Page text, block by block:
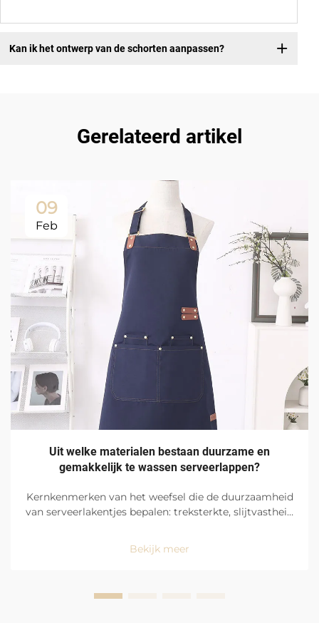
Kan ik het ontwerp van de schorten aanpassen?
Gerelateerd artikel
09
Feb
Uit welke materialen bestaan duurzame en
gemakkelijk te wassen serveerlappen?
Kernkenmerken van het weefsel die de duurzaamheid
van serveerlakentjes bepalen: treksterkte, slijtvastheid
dagelijkse belasting en vereisen daarom uiterst
Bekijk meer